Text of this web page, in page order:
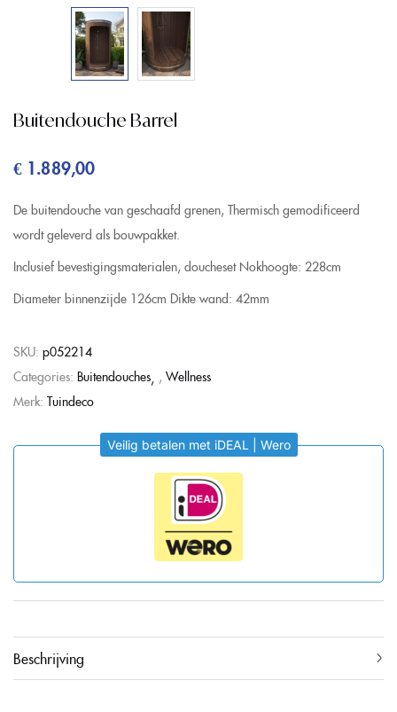
Buitendouche Barrel
€ 1.889,00
De buitendouche van geschaafd grenen, Thermisch gemodificeerd
wordt geleverd als bouwpakket.
Inclusief bevestigingsmaterialen, doucheset Nokhoogte: 228cm
Diameter binnenzijde 126cm Dikte wand: 42mm
SKU: p052214
Categories: Buitendouches , Wellness
Merk: Tuindeco
Veilig betalen met iDEAL | Wero
Beschrijving